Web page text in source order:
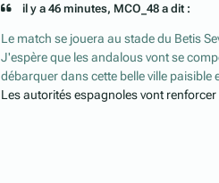
il y a 46 minutes, MCO_48 a dit :
Le match se jouera au stade du Betis
J'espère que les andalous vont se
débarquer dans cette belle ville paisible
Les autorités espagnoles vont